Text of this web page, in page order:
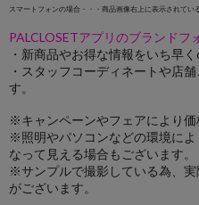
スマートフォンの場合・・・商品画像右上に表示されてい
PALCLOSETアプリのブランドフ
・新商品やお得な情報をいち早
・スタッフコーディネートや店
す。
※キャンペーンやフェアにより価
※照明やパソコンなどの環境に
なって見える場合もございます。
※サンプルで撮影している為、
がございます。